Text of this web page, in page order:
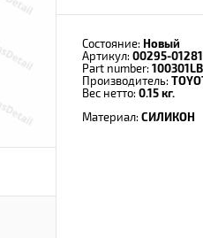
Состояние: Новый
Артикул: 00295-01281
Part number:
Производитель:
Вес нетто: 0.15 кг.
Материал: СИЛИКОН